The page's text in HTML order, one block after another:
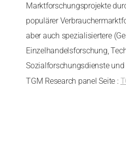
Marktforschungsprojekte
populärer
aber auch spezialisiertere
Einzelhandelsforschung,
Sozialforschungsdienste und
TGM Research panel Seite :